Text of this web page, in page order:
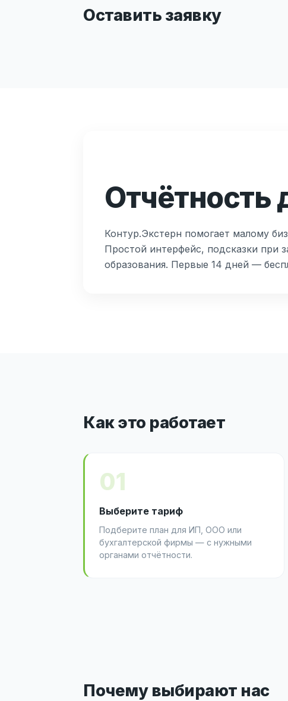
Оставить заявку
Отчётность
Контур.Экстерн помогает малому
Простой интерфейс, подсказки при
образования. Первые 14 дней —
Как это работает
01
Выберите тариф
Подберите план для ИП, ООО или
бухгалтерской фирмы — с нужными
органами отчётности.
Почему выбирают нас